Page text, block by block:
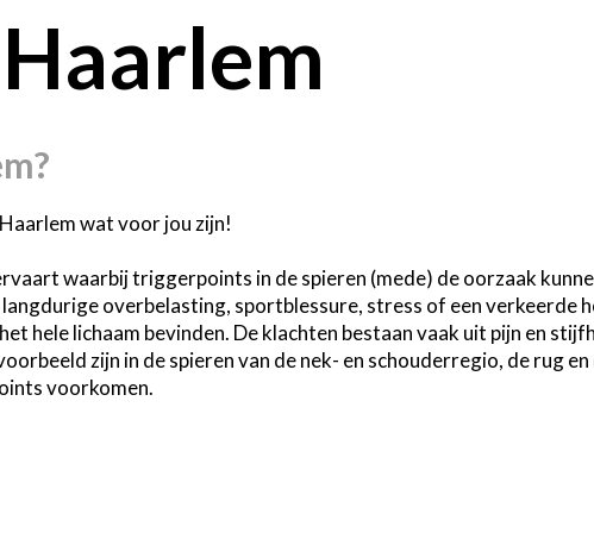
?
wat voor jou zijn!
waarbij triggerpoints in de spieren (mede) de oorzaak
overbelasting, sportblessure, stress of een verkeerde
hele lichaam bevinden. De klachten bestaan vaak uit pijn en
zijn in de spieren van de nek- en schouderregio, de rug
voorkomen.